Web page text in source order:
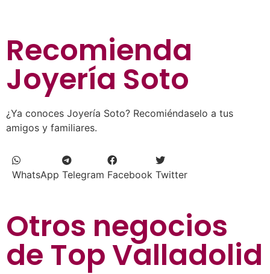
Recomienda
Joyería Soto
¿Ya conoces Joyería Soto? Recomiéndaselo a tus
amigos y familiares.
WhatsApp Telegram Facebook Twitter
Otros negocios
de Top Valladolid